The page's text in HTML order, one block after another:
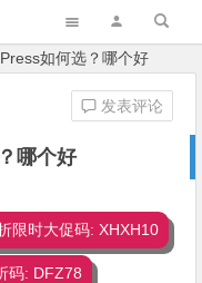
如何选？哪个好
哪个好
发表评论
限时大促码: XHXH10
码: DFZ78